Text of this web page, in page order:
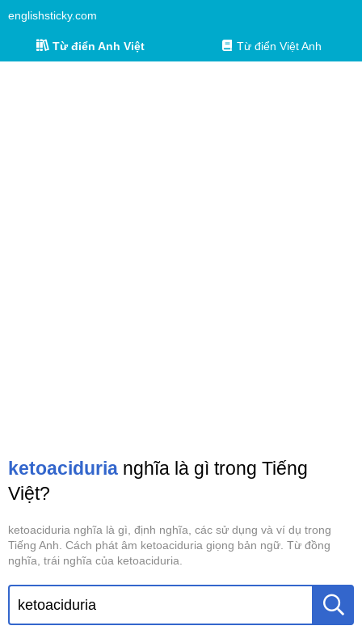
englishsticky.com
Từ điển Anh Việt Từ điển Việt Anh
ketoaciduria nghĩa là gì trong Tiếng
Việt?
ketoaciduria nghĩa là gì, định nghĩa, các sử dụng và ví dụ trong
Tiếng Anh. Cách phát âm ketoaciduria giọng bản ngữ. Từ đồng
nghĩa, trái nghĩa của ketoaciduria.